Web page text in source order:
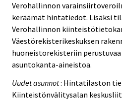
Verohallinnon
keräämät hintatiedot. Lisäksi
Verohallinnon
Väestörekisterikeskuksen
huoneistorekisteriin
asuntokanta-aineistoa.
Uudet asunnot: Hintatilaston
Kiinteistönvälitysalan